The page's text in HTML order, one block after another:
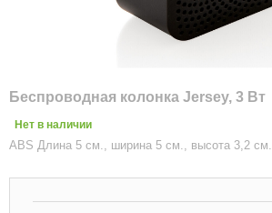
Беспроводная колонка Jersey, 3 Вт
Нет в наличии
ABS Длина 5 см., ширина 5 см., высота 3,2 см.